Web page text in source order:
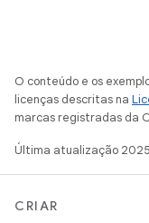
O conteúdo e os
licenças descritas na
marcas registradas da
Última atualização
CRIAR